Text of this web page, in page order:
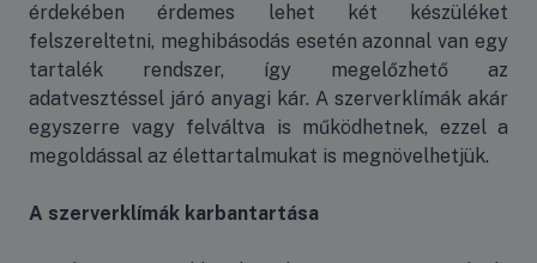
érdekében érdemes lehet két készüléket
felszereltetni, meghibásodás esetén azonnal van egy
tartalék rendszer, így megelőzhető az
adatvesztéssel járó anyagi kár. A szerverklímák akár
egyszerre vagy felváltva is működhetnek, ezzel a
megoldással az élettartalmukat is megnövelhetjük.
A szerverklímák karbantartása